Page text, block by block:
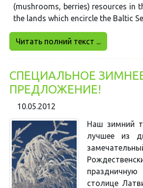
(mushrooms, berries) resources in
the lands which encircle the Baltic
Читать полний текст ...
СПЕЦИАЛЬНОЕ
ПРЕДЛОЖЕНИЕ!
10.05.2012
Наш зимний
лучшее из
столице